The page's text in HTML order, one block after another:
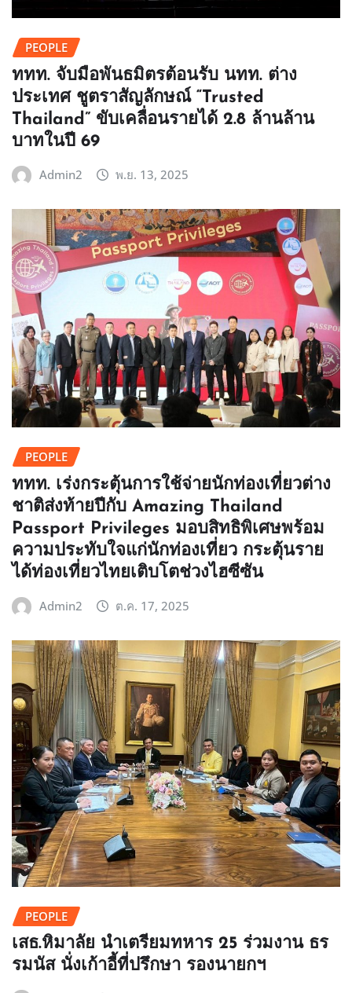
PEOPLE
ททท. จับมือพันธมิตรต้อนรับ นทท. ต่าง
ประเทศ ชูตราสัญลักษณ์ “Trusted
Thailand” ขับเคลื่อนรายได้ 2.8 ล้านล้าน
บาทในปี 69
Admin2 พ.ย. 13, 2025
PEOPLE
‎ททท. เร่งกระตุ้นการใช้จ่ายนักท่องเที่ยวต่าง
ชาติส่งท้ายปีกับ Amazing Thailand
Passport Privileges ‎มอบสิทธิพิเศษพร้อม
ความประทับใจแก่นักท่องเที่ยว กระตุ้นราย
ได้ท่องเที่ยวไทยเติบโตช่วงไฮซีซัน
Admin2 ต.ค. 17, 2025
PEOPLE
เสธ.หิมาลัย นำเตรียมทหาร 25 ร่วมงาน ธร
รมนัส นั่งเก้าอี้ที่ปรึกษา รองนายกฯ